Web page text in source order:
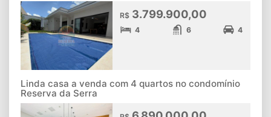
R$ 3.799.900,00
4 6 4
Linda casa a venda com 4 quartos no condomínio
Reserva da Serra